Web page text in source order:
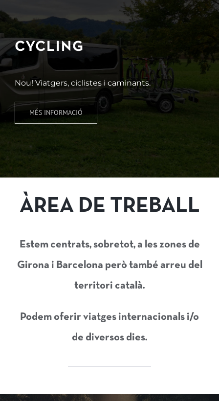
CYCLING
Nou! Viatgers, ciclistes i caminants.
MÉS INFORMACIÓ
ÀREA DE TREBALL
Estem centrats, sobretot, a les zones de
Girona i Barcelona però també arreu del
territori català.
Podem oferir viatges internacionals i/o
de diversos dies.